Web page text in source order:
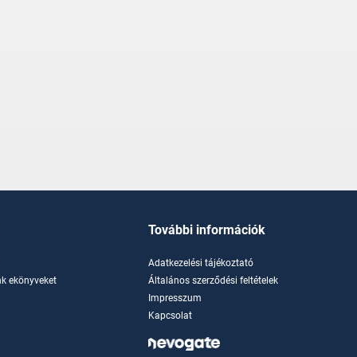
ekönyveket
További információk
Adatkezelési tájékoztató
Általános szerződési feltételek
Impresszum
Kapcsolat